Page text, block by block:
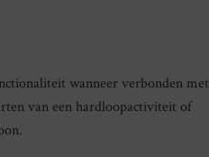
wanneer verbonden met
van een hardloopactiviteit of